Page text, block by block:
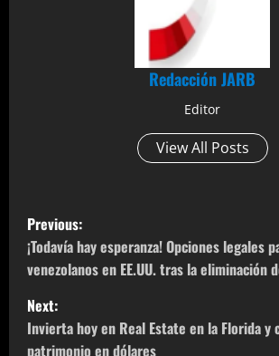
Redacción JARB
Editor
View All Posts
P
o
s
t
Previous:
¡Todavía hay esperanza! Opciones legales
venezolanos en EE.UU. tras la eliminación
Next:
Invierta hoy en Real Estate en la Florida y
patrimonio en dólares